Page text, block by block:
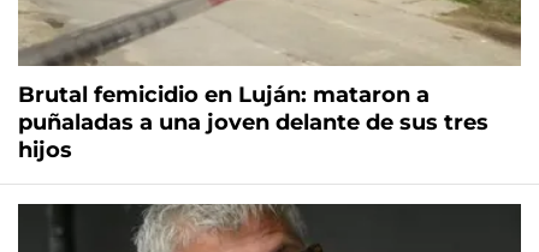
Brutal femicidio en Luján: mataron a
puñaladas a una joven delante de sus tres
hijos